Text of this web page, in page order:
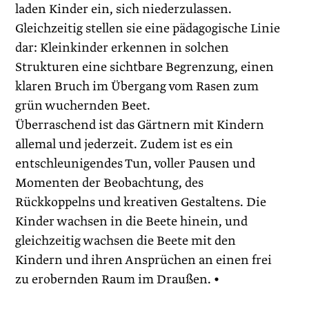
laden Kinder ein, sich niederzulassen.
Gleichzeitig stellen sie eine pädagogische Linie
dar: Kleinkinder erkennen in solchen
Strukturen eine sichtbare Begrenzung, einen
klaren Bruch im Übergang vom Rasen zum
grün wuchernden Beet.
Überraschend ist das Gärtnern mit Kindern
allemal und jederzeit. Zudem ist es ein
entschleunigendes Tun, voller Pausen und
Momenten der Beobachtung, des
Rückkoppelns und kreativen Gestaltens. Die
Kinder wachsen in die Beete hinein, und
gleichzeitig wachsen die Beete mit den
Kindern und ihren Ansprüchen an einen frei
zu erobernden Raum im Draußen. •